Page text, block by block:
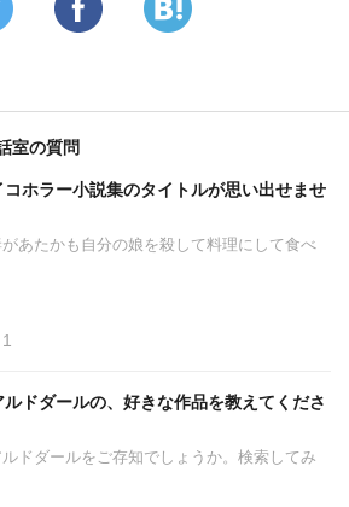
室の質問
コホラー小説集のタイトルが思い出せませ
があたかも自分の娘を殺して料理にして食べ
1
ルドダールの、好きな作品を教えてくださ
ルドダールをご存知でしょうか。検索してみ